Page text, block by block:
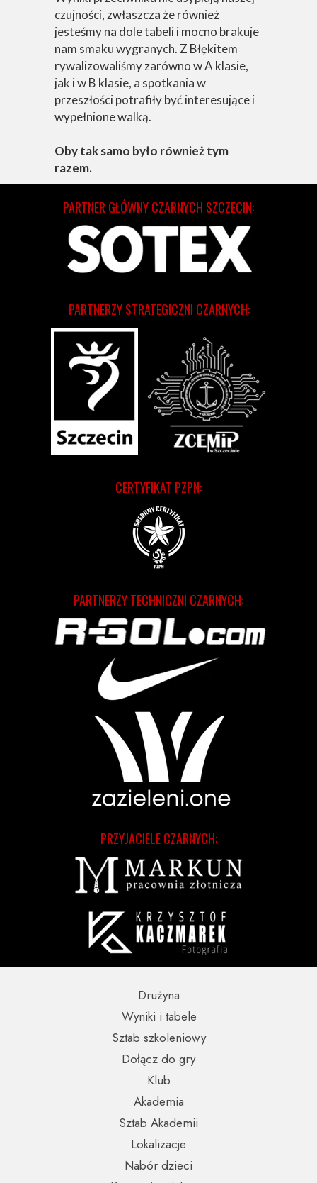
czujności, zwłaszcza że również
jesteśmy na dole tabeli i mocno brakuje
nam smaku wygranych. Z Błękitem
rywalizowaliśmy zarówno w A klasie,
jak i w B klasie, a spotkania w
przeszłości potrafiły być interesujące i
wypełnione walką.
Oby tak samo było również tym
razem.
CERTYFIKAT PZPN:
PRZYJACIELE CZARNYCH:
PARTNERZY TECHNICZNI CZARNYCH:
PARTNERZY STRATEGICZNI CZARNYCH:
PARTNER GŁÓWNY CZARNYCH SZCZECIN:
Nabór dzieci
Wyniki i tabele
Lokalizacje
Sztab szkoleniowy
Sztab Akademii
Dołącz do gry
Drużyna
Akademia
Klub